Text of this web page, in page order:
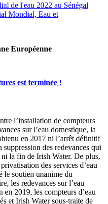
de l'eau 2022 au Sénégal
Mondial, Eau et
Européenne
est terminée !
l’installation de compteurs
sur l’eau domestique, la
en 2017 ni l’arrêt définitif
des redevances qui
ni la fin de Irish Water. De plus,
des services d’eau
le soutien unanime du
les redevances sur l’eau
2019, les compteurs d’eau
et Irish Water sous-traite de